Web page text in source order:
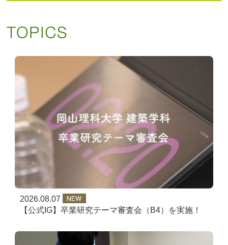
2026.08.07
【公式IG】卒業研究テーマ審査会（B4）を実施！